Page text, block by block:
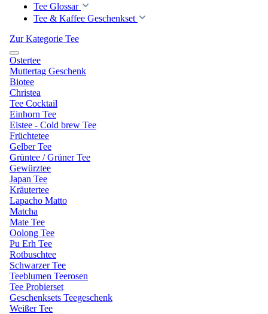
Tee Glossar
Tee & Kaffee Geschenkset
Zur Kategorie Tee
Ostertee
Muttertag Geschenk
Biotee
Christea
Tee Cocktail
Einhorn Tee
Eistee - Cold brew Tee
Früchtetee
Gelber Tee
Grüntee / Grüner Tee
Gewürztee
Japan Tee
Kräutertee
Lapacho Matto
Matcha
Mate Tee
Oolong Tee
Pu Erh Tee
Rotbuschtee
Schwarzer Tee
Teeblumen Teerosen
Tee Probierset
Geschenksets Teegeschenk
Weißer Tee